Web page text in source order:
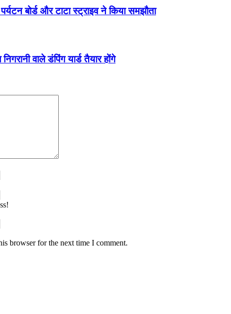
बोर्ड और टाटा स्ट्राइव ने किया समझौता
वाले डंपिंग यार्ड तैयार होंगे
browser for the next time I comment.